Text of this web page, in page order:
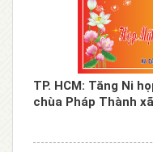
TP. HCM: Tăng Ni
chùa Pháp Thành